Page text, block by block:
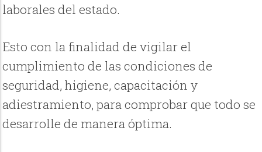
laborales del estado.
Esto con la finalidad de vigilar el
cumplimiento de las condiciones de
seguridad, higiene, capacitación y
adiestramiento, para comprobar que todo se
desarrolle de manera óptima.